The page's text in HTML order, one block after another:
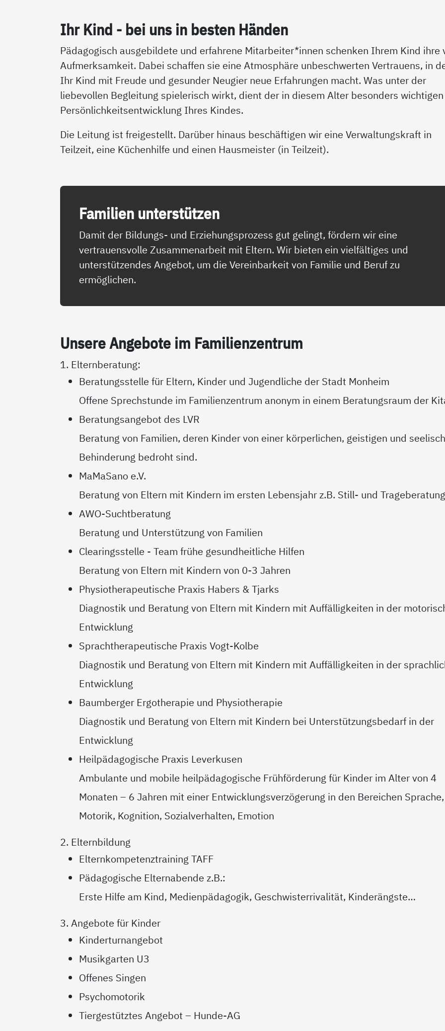
Ihr Kind - bei uns in bes­ten Hän­den
Pädagogisch ausgebildete und erfahrene Mitarbeiter*innen schenken Ihrem Kind ihre
Aufmerksamkeit. Dabei schaffen sie eine Atmosphäre unbeschwerten Vertrauens, in
Ihr Kind mit Freude und gesunder Neugier neue Erfahrungen macht. Was unter der
liebevollen Begleitung spielerisch wirkt, dient der in diesem Alter besonders wichtigen
Persönlichkeitsentwicklung Ihres Kindes.
Die Leitung ist freigestellt. Darüber hinaus beschäftigen wir eine Verwaltungskraft in
Teilzeit, eine Küchenhilfe und einen Hausmeister (in Teilzeit).
Fa­mi­li­en un­ter­stüt­zen
Damit der Bildungs- und Erziehungsprozess gut gelingt, fördern wir eine
vertrauensvolle Zusammenarbeit mit Eltern. Wir bieten ein vielfältiges und
unterstützendes Angebot, um die Vereinbarkeit von Familie und Beruf zu
ermöglichen.
Un­se­re An­ge­bo­te im Fa­mi­li­en­zen­trum
1. Elternberatung:
Beratungsstelle für Eltern, Kinder und Jugendliche der Stadt Monheim
Offene Sprechstunde im Familienzentrum anonym in einem Beratungsraum der
Beratungsangebot des LVR
Beratung von Familien, deren Kinder von einer körperlichen, geistigen und
Behinderung bedroht sind.
MaMaSano e.V.
Beratung von Eltern mit Kindern im ersten Lebensjahr z.B. Still- und Trageberatung
AWO-Suchtberatung
Beratung und Unterstützung von Familien
Clearingsstelle - Team frühe gesundheitliche Hilfen
Beratung von Eltern mit Kindern von 0-3 Jahren
Physiotherapeutische Praxis Habers & Tjarks
Diagnostik und Beratung von Eltern mit Kindern mit Auffälligkeiten in der
Entwicklung
Sprachtherapeutische Praxis Vogt-Kolbe
Diagnostik und Beratung von Eltern mit Kindern mit Auffälligkeiten in der
Entwicklung
Baumberger Ergotherapie und Physiotherapie
Diagnostik und Beratung von Eltern mit Kindern bei Unterstützungsbedarf in der
Entwicklung
Heilpädagogische Praxis Leverkusen
Ambulante und mobile heilpädagogische Frühförderung für Kinder im Alter von 4
Monaten – 6 Jahren mit einer Entwicklungsverzögerung in den Bereichen Sprache,
Motorik, Kognition, Sozialverhalten, Emotion
2. Elternbildung
Elternkompetenztraining TAFF
Pädagogische Elternabende z.B.:
Erste Hilfe am Kind, Medienpädagogik, Geschwisterrivalität, Kinderängste…
3. Angebote für Kinder
Kinderturnangebot
Musikgarten U3
Offenes Singen
Psychomotorik
Tiergestütztes Angebot – Hunde-AG